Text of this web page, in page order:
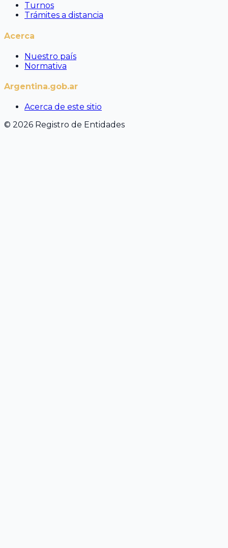
Turnos
Trámites a distancia
Acerca
Nuestro país
Normativa
Argentina.gob.ar
Acerca de este sitio
© 2026 Registro de Entidades